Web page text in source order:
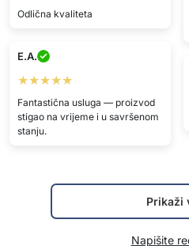
Odlična kvaliteta
E.A.
★★★★★
Fantastična usluga — proizvod
stigao na vrijeme i u savršenom
stanju.
Prikaži
Napišite